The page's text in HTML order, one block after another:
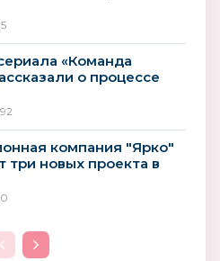
«Команда
о процессе
компания "Ярко"
три новых проекта в